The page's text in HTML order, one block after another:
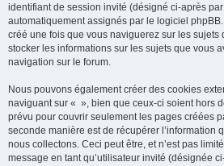
identifiant de session invité (désigné ci-après
automatiquement assignés par le logiciel
créé une fois que vous naviguerez sur les
stocker les informations sur les sujets que vous
navigation sur le forum.
Nous pouvons également créer des cookies
naviguant sur « », bien que ceux-ci soient hors
prévu pour couvrir seulement les pages créées
seconde manière est de récupérer l’information
nous collectons. Ceci peut être, et n’est pas
message en tant qu’utilisateur invité (désignée